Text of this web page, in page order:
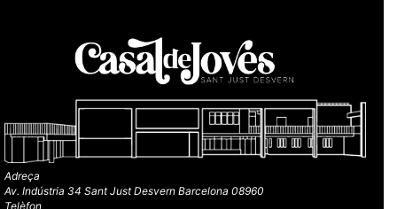
Adreça
Av. Indústria 34 Sant Just Desvern Barcelona 08960
Telèfon